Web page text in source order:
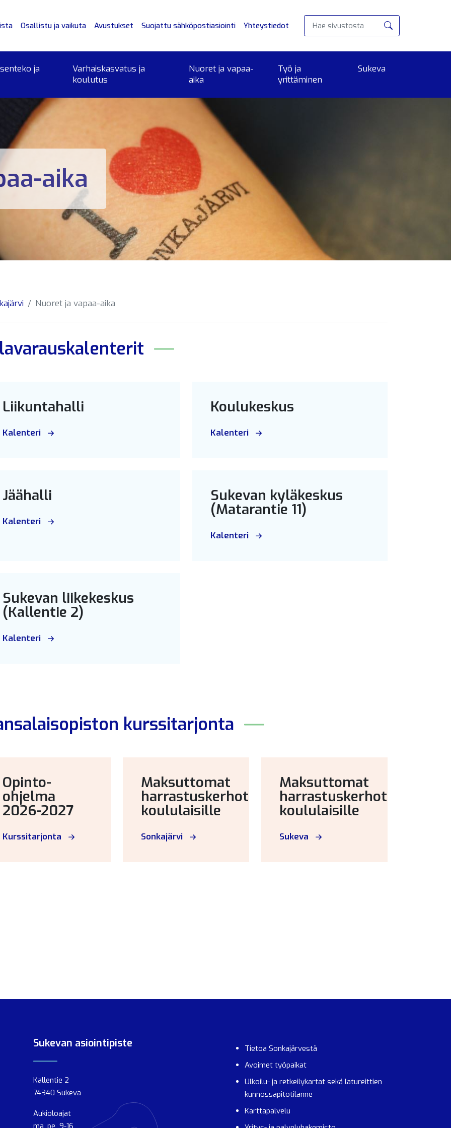
Osallistu ja vaikuta Avustukset Suojattu sähköpostiasiointi Yhteystiedot
Hae
ja
Varhaiskasvatus ja
koulutus
Nuoret ja vapaa-
aika
Työ ja
yrittäminen
Sukeva
aika
Nuoret ja vapaa-aika
Liikuntahalli
Kalenteri
Koulukeskus
Kalenteri
Jäähalli
Kalenteri
Sukevan kyläkeskus
(Matarantie 11)
Kalenteri
Sukevan liikekeskus
(Kallentie 2)
Kalenteri
kurssitarjonta
Opinto-
ohjelma
2026-2027
Kurssitarjonta
Maksuttomat
harrastuskerhot
koululaisille
Sonkajärvi
Maksuttomat
harrastuskerhot
koululaisille
Sukeva
Sukevan asiointipiste
Kallentie 2
74340 Sukeva
Aukioloajat
ma, pe 9-16
Tietoa Sonkajärvestä
Avoimet työpaikat
Ulkoilu- ja retkeilykartat sekä latureittien
kunnossapitotilanne
Karttapalvelu